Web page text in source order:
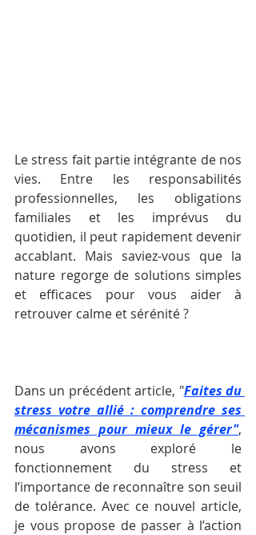
Le stress fait partie intégrante de nos
vies. Entre les responsabilités
professionnelles, les obligations
familiales et les imprévus du
quotidien, il peut rapidement devenir
accablant. Mais saviez-vous que la
nature regorge de solutions simples
et efficaces pour vous aider à
retrouver calme et sérénité ?
Dans un précédent article, "Faites du
stress votre allié : comprendre ses
mécanismes pour mieux le gérer",
nous avons exploré le
fonctionnement du stress et
l’importance de reconnaître son seuil
de tolérance. Avec ce nouvel article,
je vous propose de passer à l’action